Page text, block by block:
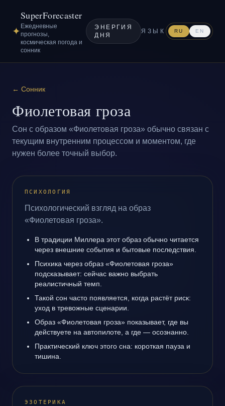
✦
SuperForecaster
Ежедневные
прогнозы,
космическая погода и
сонник
ЭНЕРГИЯ
ДНЯ
ЯЗЫК RU EN
← Сонник
Фиолетовая гроза
Сон с образом «Фиолетовая гроза» обычно связан с
текущим внутренним процессом и моментом, где
нужен более точный выбор.
ПСИХОЛОГИЯ
Психологический взгляд на образ
«Фиолетовая гроза».
В традиции Миллера этот образ обычно читается
через внешние события и бытовые последствия.
Психика через образ «Фиолетовая гроза»
подсказывает: сейчас важно выбрать
реалистичный темп.
Такой сон часто появляется, когда растёт риск:
уход в тревожные сценарии.
Образ «Фиолетовая гроза» показывает, где вы
действуете на автопилоте, а где — осознанно.
Практический ключ этого сна: короткая пауза и
тишина.
ЭЗОТЕРИКА